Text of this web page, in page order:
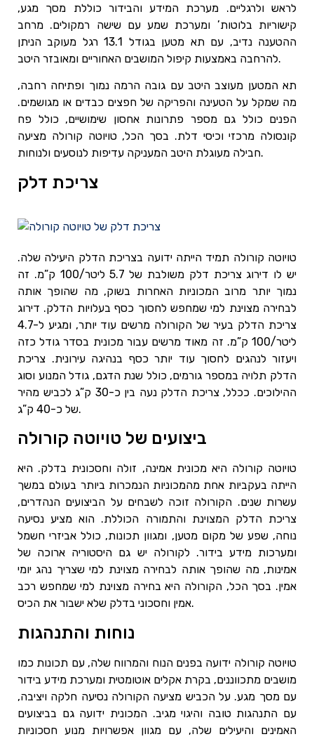
לראש ולרגליים. מערכת המידע והבידור כוללת מסך מגע,
קישוריות בלוטות’ ומערכת שמע עם שישה רמקולים. מרחב
ההטענה נדיב, עם תא מטען בגודל 13.1 רגל מעוקב הניתן
להרחבה באמצעות קיפול המושבים האחוריים ומאובזר היטב.
תא המטען מעוצב היטב עם גובה הרמה נמוך ופתיחה רחבה,
מה שמקל על הטעינה והפריקה של חפצים כבדים או מגושמים.
הפנים כולל גם מספר פתרונות אחסון שימושיים, כולל פח
קונסולה מרכזי וכיסי דלת. בסך הכל, טויוטה קורולה מציעה
חבילה מעוגלת היטב המעניקה עדיפות לנוסעים ולנוחות.
צריכת דלק
טויוטה קורולה תמיד הייתה ידועה בצריכת הדלק היעילה שלה.
יש לו דירוג צריכת דלק משולבת של 5.7 ליטר/100 ק”מ. זה
נמוך יותר מרוב המכוניות האחרות בשוק, מה שהופך אותה
לבחירה מצוינת למי שמחפש לחסוך כסף בעלויות הדלק. דירוג
צריכת הדלק בעיר של הקורולה מרשים עוד יותר, ומגיע ל-4.7
ליטר/100 ק”מ. זה מאוד מרשים עבור מכונית בסדר גודל כזה
ויעזור לנהגים לחסוך עוד יותר כסף בנהיגה עירונית. צריכת
הדלק תלויה במספר גורמים, כולל שנת הדגם, גודל המנוע וסוג
ההילוכים. ככלל, צריכת הדלק נעה בין כ-30 ק”ג לכביש מהיר
של כ-40 ק”ג.
ביצועים של טויוטה קורולה
טויוטה קורולה היא מכונית אמינה, זולה וחסכונית בדלק. היא
הייתה בעקביות אחת מהמכוניות הנמכרות ביותר בעולם במשך
עשרות שנים. הקורולה זוכה לשבחים על הביצועים הנהדרים,
צריכת הדלק המצוינת והתמורה הכוללת. הוא מציע נסיעה
נוחה, שפע של מקום מטען, ומגוון תכונות, כולל אביזרי חשמל
ומערכות מידע בידור. לקורולה יש גם היסטוריה ארוכה של
אמינות, מה שהופך אותה לבחירה מצוינת למי שצריך נהג יומי
אמין. בסך הכל, הקורולה היא בחירה מצוינת למי שמחפש רכב
אמין וחסכוני בדלק שלא ישבור את הכיס.
נוחות והתנהגות
טויוטה קורולה ידועה בפנים הנוח והמרווח שלה, עם תכונות כמו
מושבים מתכווננים, בקרת אקלים אוטומטית ומערכת מידע בידור
עם מסך מגע. על הכביש מציעה הקורולה נסיעה חלקה ויציבה,
עם התנהגות טובה והיגוי מגיב. המכונית ידועה גם בביצועים
האמינים והיעילים שלה, עם מגוון אפשרויות מנוע חסכוניות